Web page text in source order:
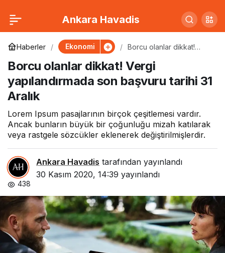
Ankara Havadis
Haberler Ekonomi
Borcu olanlar dikkat!
başvuru tarihi 31 Aralık
Borcu olanlar dikkat! Vergi
yapılandırmada son başvuru tarihi 31
Aralık
Lorem Ipsum pasajlarının birçok çeşitlemesi vardır.
Ancak bunların büyük bir çoğunluğu mizah katılarak
veya rastgele sözcükler eklenerek değiştirilmişlerdir.
Ankara Havadis tarafından yayınlandı
30 Kasım 2020, 14:39 yayınlandı
438
Kaçarak evlendiği 4
aylık eşinin boğazını
kesti
0 Paylaş